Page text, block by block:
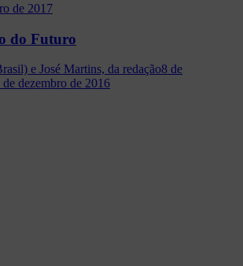
de 2017
do Futuro
e José Martins, da redação8 de
de dezembro de 2016